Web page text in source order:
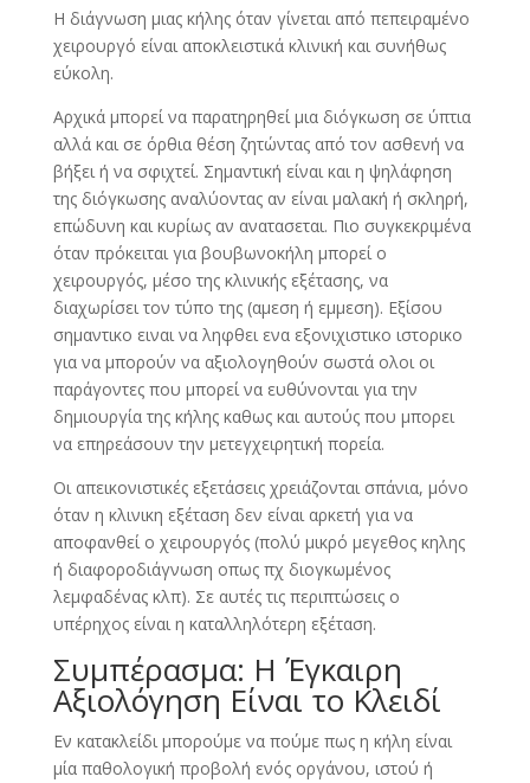
Η διάγνωση μιας κήλης όταν γίνεται από πεπειραμένο
χειρουργό είναι αποκλειστικά κλινική και συνήθως
εύκολη.
Αρχικά μπορεί να παρατηρηθεί μια διόγκωση σε ύπτια
αλλά και σε όρθια θέση ζητώντας από τον ασθενή να
βήξει ή να σφιχτεί. Σημαντική είναι και η ψηλάφηση
της διόγκωσης αναλύοντας αν είναι μαλακή ή σκληρή,
επώδυνη και κυρίως αν ανατασεται. Πιο συγκεκριμένα
όταν πρόκειται για βουβωνοκήλη μπορεί ο
χειρουργός, μέσο της κλινικής εξέτασης, να
διαχωρίσει τον τύπο της (αμεση ή εμμεση). Εξίσου
σημαντικο ειναι να ληφθει ενα εξονιχιστικο ιστορικο
για να μπορούν να αξιολογηθούν σωστά ολοι οι
παράγοντες που μπορεί να ευθύνονται για την
δημιουργία της κήλης καθως και αυτούς που μπορει
να επηρεάσουν την μετεγχειρητική πορεία.
Οι απεικονιστικές εξετάσεις χρειάζονται σπάνια, μόνο
όταν η κλινικη εξέταση δεν είναι αρκετή για να
αποφανθεί ο χειρουργός (πολύ μικρό μεγεθος κηλης
ή διαφοροδιάγνωση οπως πχ διογκωμένος
λεμφαδένας κλπ). Σε αυτές τις περιπτώσεις ο
υπέρηχος είναι η καταλληλότερη εξέταση.
Συμπέρασμα: Η Έγκαιρη
Αξιολόγηση Είναι το Κλειδί
Εν κατακλείδι μπορούμε να πούμε πως η κήλη είναι
μία παθολογική προβολή ενός οργάνου, ιστού ή